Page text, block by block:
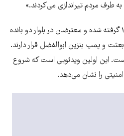
طرف مردم تیراندازی می‌کردند.»
ویدئوی زیر در تاریخ ۲۷ آبان ۱۳۹۸ گرفته شده و معترضان در بلوار دو بانده
و پمپ بنزین ابوالفضل قرار دارند.
این اولین ویدئویی است که شروع
را نشان می‌دهد.